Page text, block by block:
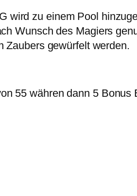
wird zu einem Pool
Wunsch des Magiers
Zaubers gewürfelt werden.
55 währen dann 5 Bonus